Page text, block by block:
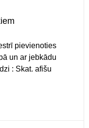
pievienoties
un ar jebkādu
: Skat. afišu